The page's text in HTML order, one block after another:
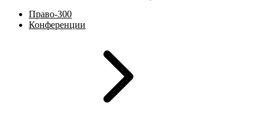
Право-300
Конференции